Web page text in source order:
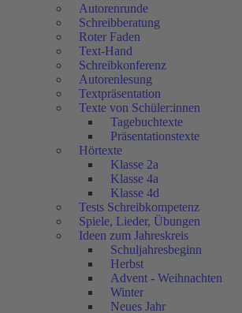
Autorenrunde
Schreibberatung
Roter Faden
Text-Hand
Schreibkonferenz
Autorenlesung
Textpräsentation
Texte von Schüler:innen
Tagebuchtexte
Präsentationstexte
Hörtexte
Klasse 2a
Klasse 4a
Klasse 4d
Tests Schreibkompetenz
Spiele, Lieder, Übungen
Ideen zum Jahreskreis
Schuljahresbeginn
Herbst
Advent - Weihnachten
Winter
Neues Jahr